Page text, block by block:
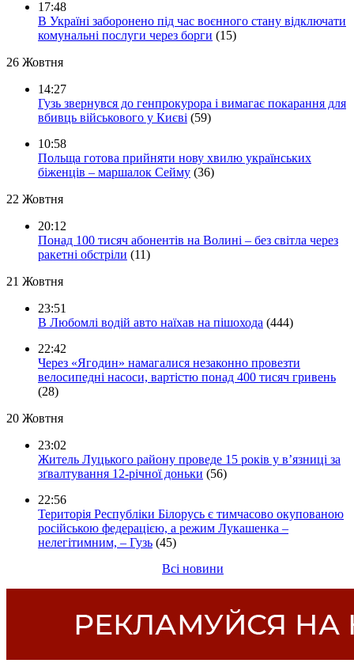
17:48
В Україні заборонено під час воєнного стану відключати
комунальні послуги через борги (15)
26 Жовтня
14:27
Гузь звернувся до генпрокурора і вимагає покарання для
вбивць військового у Києві (59)
10:58
Польща готова прийняти нову хвилю українських
біженців – маршалок Сейму (36)
22 Жовтня
20:12
Понад 100 тисяч абонентів на Волині – без світла через
ракетні обстріли (11)
21 Жовтня
23:51
В Любомлі водій авто наїхав на пішохода (444)
22:42
Через «Ягодин» намагалися незаконно провезти
велосипедні насоси, вартістю понад 400 тисяч гривень
(28)
20 Жовтня
23:02
Житель Луцького району проведе 15 років у в’язниці за
зґвалтування 12-річної доньки (56)
22:56
Територія Республіки Білорусь є тимчасово окупованою
російською федерацією, а режим Лукашенка –
нелегітимним, – Гузь (45)
Всі новини